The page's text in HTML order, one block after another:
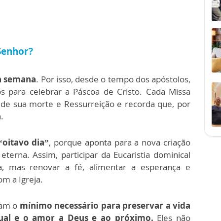
. Por isso, desde o tempo dos apóstolos,
para celebrar a Páscoa de Cristo. Cada Missa
sua morte e Ressurreição e recorda que, por
dia”, porque aponta para a nova criação
Assim, participar da Eucaristia dominical
mas renovar a fé, alimentar a esperança e
a Igreja.
o mínimo necessário para preservar a vida
e o amor a Deus e ao próximo. Eles não